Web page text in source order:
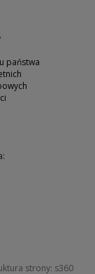
państwa
strony: s360